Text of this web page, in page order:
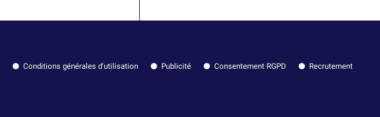
Conditions générales d'utilisation Publicité Consentement RGPD Recrutement